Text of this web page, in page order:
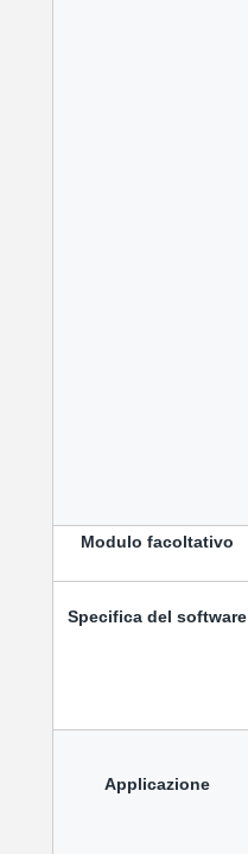
Modulo facoltativo
Specifica del software
Applicazione